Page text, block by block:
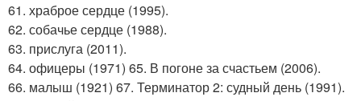
61. храброе сердце (1995).
62. собачье сердце (1988).
63. прислуга (2011).
64. офицеры (1971) 65. В погоне за счастьем (2006).
66. малыш (1921) 67. Терминатор 2: судный день (1991).